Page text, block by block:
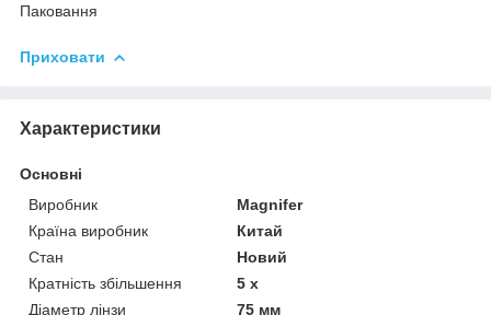
Паковання
Приховати
Характеристики
Основні
Виробник
Magnifer
Країна виробник
Китай
Стан
Новий
Кратність збільшення
5 х
Діаметр лінзи
75 мм